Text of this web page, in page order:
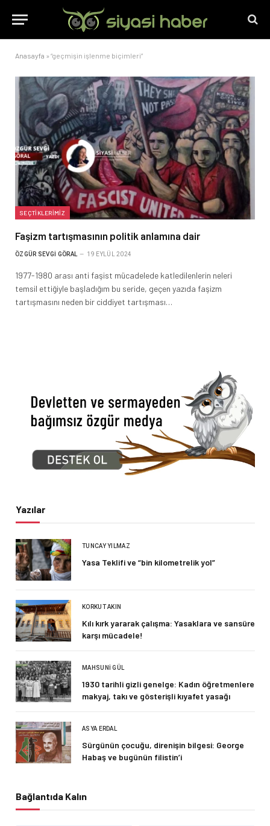
Anasayfa » “geçmişin işlenme biçimleri”
SEÇTIKLERIMIZ
Faşizm tartışmasının politik anlamına dair
ÖZGÜR SEVGI GÖRAL 19 EYLÜL 2024
1977-1980 arası anti faşist mücadelede katledilenlerin neleri
temsil ettiğiyle başladığım bu seride, geçen yazıda faşizm
tartışmasını neden bir ciddiyet tartışması…
Yazılar
TUNCAY YILMAZ
Yasa Teklifi ve “bin kilometrelik yol”
KORKUT AKIN
Kılı kırk yararak çalışma: Yasaklara ve sansüre
karşı mücadele!
MAHSUNI GÜL
1930 tarihli gizli genelge: Kadın öğretmenlere
makyaj, takı ve gösterişli kıyafet yasağı
ASYA ERDAL
Sürgünün çocuğu, direnişin bilgesi: George
Habaş ve bugünün filistin’i
Bağlantıda Kalın